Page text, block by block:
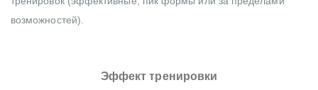
возможностей).
Эффект тренировки